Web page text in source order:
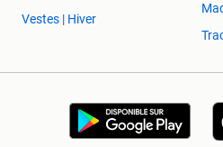
Vestes | Hiver